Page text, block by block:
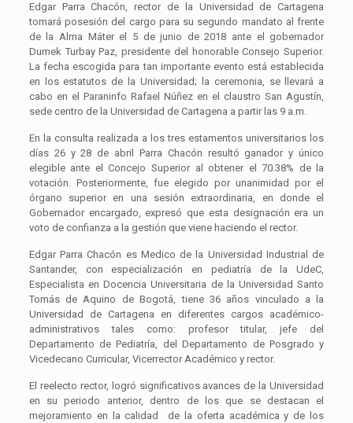
Edgar Parra Chacón, rector de la Universidad de Cartagena
tomará posesión del cargo para su segundo mandato al frente
de la Alma Máter el 5 de junio de 2018 ante el gobernador
Dumek Turbay Paz, presidente del honorable Consejo Superior.
La fecha escogida para tan importante evento está establecida
en los estatutos de la Universidad; la ceremonia, se llevará a
cabo en el Paraninfo Rafael Núñez en el claustro San Agustín,
sede centro de la Universidad de Cartagena a partir las 9 a.m.
En la consulta realizada a los tres estamentos universitarios los
días 26 y 28 de abril Parra Chacón resultó ganador y único
elegible ante el Concejo Superior al obtener el 70.38% de la
votación. Posteriormente, fue elegido por unanimidad por el
órgano superior en una sesión extraordinaria, en donde el
Gobernador encargado, expresó que esta designación era un
voto de confianza a la gestión que viene haciendo el rector.
Edgar Parra Chacón es Medico de la Universidad Industrial de
Santander, con especialización en pediatría de la UdeC,
Especialista en Docencia Universitaria de la Universidad Santo
Tomás de Aquino de Bogotá, tiene 36 años vinculado a la
Universidad de Cartagena en diferentes cargos académico-
administrativos tales como: profesor titular, jefe del
Departamento de Pediatría, del Departamento de Posgrado y
Vicedecano Curricular, Vicerrector Académico y rector.
El reelecto rector, logró significativos avances de la Universidad
en su periodo anterior, dentro de los que se destacan el
mejoramiento en la calidad de la oferta académica y de los